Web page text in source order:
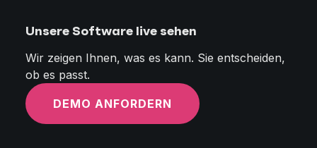
Unsere Software live sehen
Wir zeigen Ihnen, was es kann. Sie entscheiden,
ob es passt.
DEMO ANFORDERN